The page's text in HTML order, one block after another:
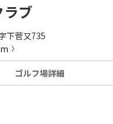
ラブ
下菅又735
ゴルフ場詳細